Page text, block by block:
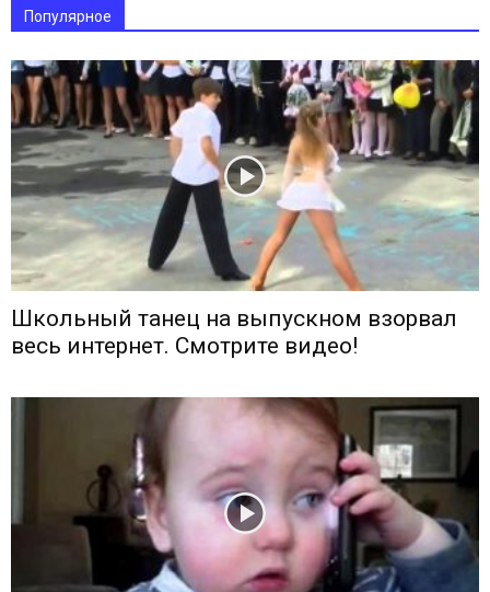
Популярное
Школьный танец на выпускном взорвал
весь интернет. Смотрите видео!